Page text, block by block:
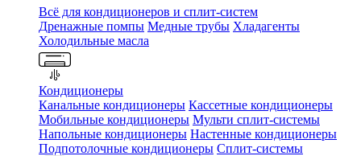
Всё для кондиционеров и сплит-систем
Дренажные помпы Медные трубы Хладагенты
Холодильные масла
Кондиционеры
Канальные кондиционеры Кассетные кондиционеры
Мобильные кондиционеры Мульти сплит-системы
Напольные кондиционеры Настенные кондиционеры
Подпотолочные кондиционеры Сплит-системы